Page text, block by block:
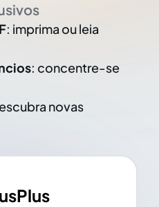
: imprima ou leia
: concentre-se
novas